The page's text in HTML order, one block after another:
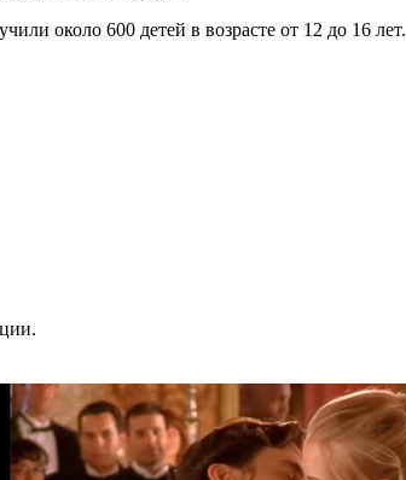
около 600 детей в возрасте от 12 до 16 лет.